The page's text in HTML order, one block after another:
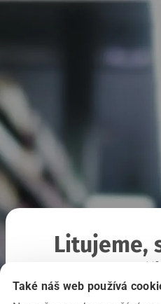
Také náš web používá
Litujeme,